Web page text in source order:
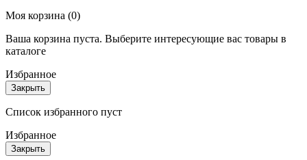
Моя корзина (0)
Ваша корзина пуста. Выберите интересующие вас товары в
каталоге
Избранное
Закрыть
Список избранного пуст
Избранное
Закрыть